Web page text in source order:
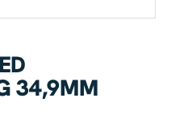
34,9MM